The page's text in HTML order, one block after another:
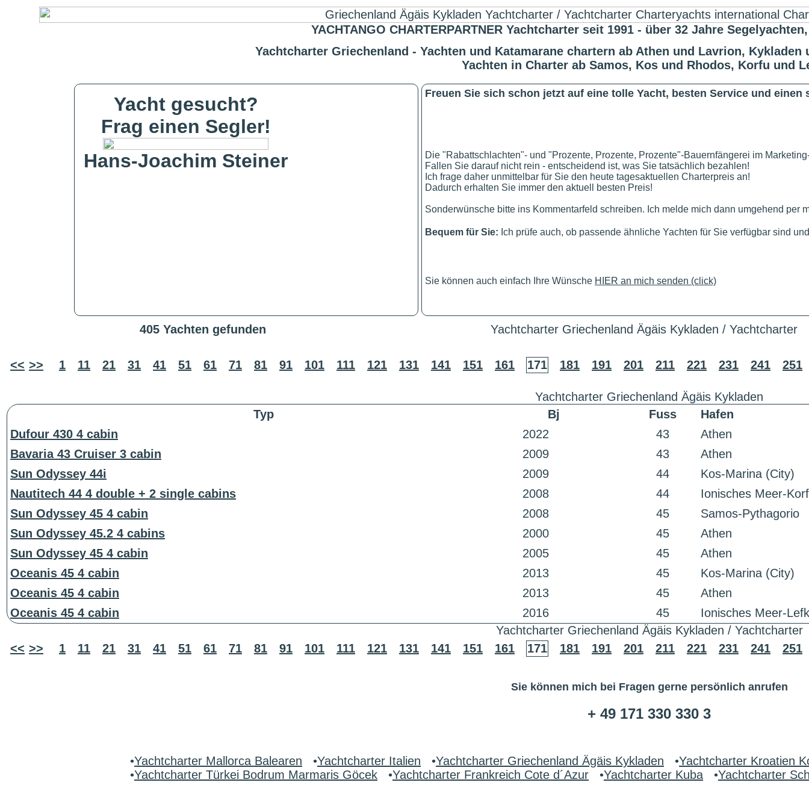
YACHTANGO CHARTERPARTNER Yachtcharter seit 1991 - über 32 Jahre
Yachtcharter Griechenland - Yachten und Katamarane chartern ab Athen und Lavrion,
Yachten in Charter ab Samos, Kos und Rhodos, Korfu und
Yacht gesucht?
Frag einen Segler!
Hans-Joachim Steiner
Freuen Sie sich schon jetzt auf eine tolle Yacht, besten Service und einen
Die "Rabattschlachten"- und "Prozente, Prozente, Prozente"-Bauernfängerei im
Fallen Sie darauf nicht rein - entscheidend ist, was Sie tatsächlich bezahlen!
Ich frage daher unmittelbar für Sie den heute tagesaktuellen Charterpreis an!
Dadurch erhalten Sie immer den aktuell besten Preis!
Sonderwünsche bitte ins Kommentarfeld schreiben. Ich melde mich dann umgehend per
Bequem für Sie: Ich prüfe auch, ob passende ähnliche Yachten für Sie verfügbar sind
Sie können auch einfach Ihre Wünsche HIER an mich senden (click)
405 Yachten gefunden Yachtcharter Griechenland Ägäis Kykladen / Yachtcharter
<< >> 1 11 21 31 41 51 61 71 81 91 101 111 121 131 141 151 161 171 181 191 201 211 221 231 241 251
Yachtcharter Griechenland Ägäis Kykladen
Typ
Bj Fuss
Hafen
Dufour 430 4 cabin
2022 43
Athen
Bavaria 43 Cruiser 3 cabin
2009 43
Athen
Sun Odyssey 44i
2009 44
Kos-Marina (City)
Nautitech 44 4 double + 2 single cabins
2008 44
Ionisches Meer-
Sun Odyssey 45 4 cabin
2008 45
Samos-Pythagorio
Sun Odyssey 45.2 4 cabins
2000 45
Athen
Sun Odyssey 45 4 cabin
2005 45
Athen
Oceanis 45 4 cabin
2013 45
Kos-Marina (City)
Oceanis 45 4 cabin
2013 45
Athen
Oceanis 45 4 cabin
2016 45
Ionisches Meer-
Yachtcharter Griechenland Ägäis Kykladen / Yachtcharter
<< >> 1 11 21 31 41 51 61 71 81 91 101 111 121 131 141 151 161 171 181 191 201 211 221 231 241 251
Sie können mich bei Fragen gerne persönlich anrufen
+ 49 171 330 330 3
•Yachtcharter Mallorca Balearen •Yachtcharter Italien •Yachtcharter Griechenland Ägäis Kykladen •Yachtcharter Kroatien
•Yachtcharter Türkei Bodrum Marmaris Göcek •Yachtcharter Frankreich Cote d´Azur •Yachtcharter Kuba •Yachtcharter